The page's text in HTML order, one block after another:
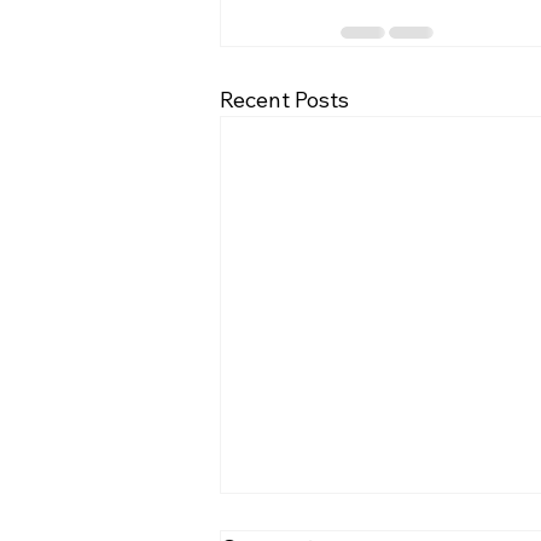
Recent Posts